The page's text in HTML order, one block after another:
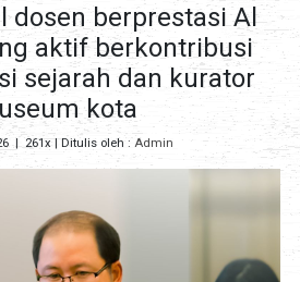
dosen berprestasi Al
aktif berkontribusi
sejarah dan kurator
kota
| 261x | Ditulis oleh : Admin